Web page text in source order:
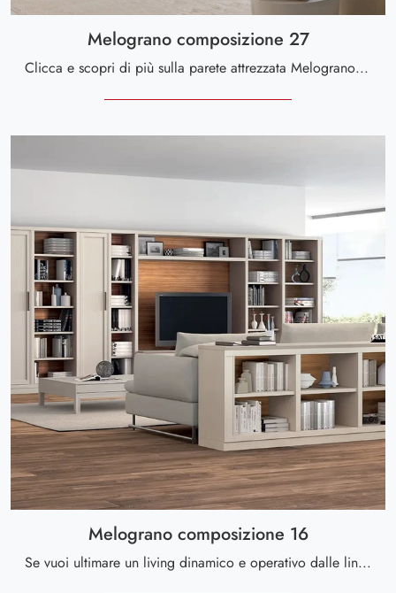
Melograno composizione 27
Clicca e scopri di più sulla parete attrezzata Melograno composizione 27 del marchio Le Fablier: è la soluzione dalle linee moderne perfetta per te.
Melograno composizione 16
Se vuoi ultimare un living dinamico e operativo dalle linee moderne, ti presentiamo la parete attrezzata Melograno composizione 16 Le Fablier.